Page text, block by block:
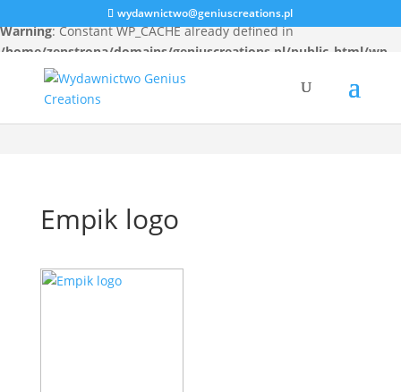
Warning: Constant WP_CACHE already defined in
/home/zenstrona/domains/geniuscreations.pl/public_html/wp-
config.phpon line94
wydawnictwo@geniuscreations.pl
Empik logo